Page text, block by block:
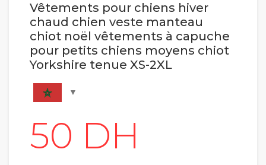
Vêtements pour chiens hiver
chaud chien veste manteau
chiot noël vêtements à capuche
pour petits chiens moyens chiot
Yorkshire tenue XS-2XL